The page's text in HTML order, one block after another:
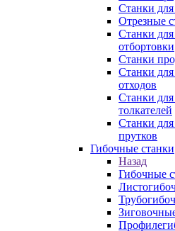
Станки для
Отрезные
Станки
отбортовки
Станки
Станки
отходов
Станки
толкателей
Станки
прутков
Гибочные станки
Назад
Гибочные